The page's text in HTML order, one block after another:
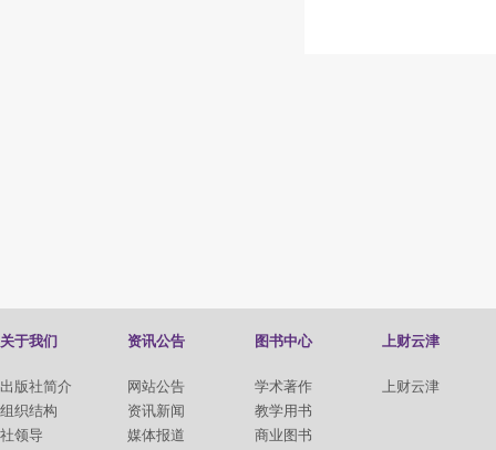
关于我们
出版社简介
组织结构
社领导
资讯公告
网站公告
资讯新闻
媒体报道
图书中心
学术著作
教学用书
商业图书
上财云津
上财云津